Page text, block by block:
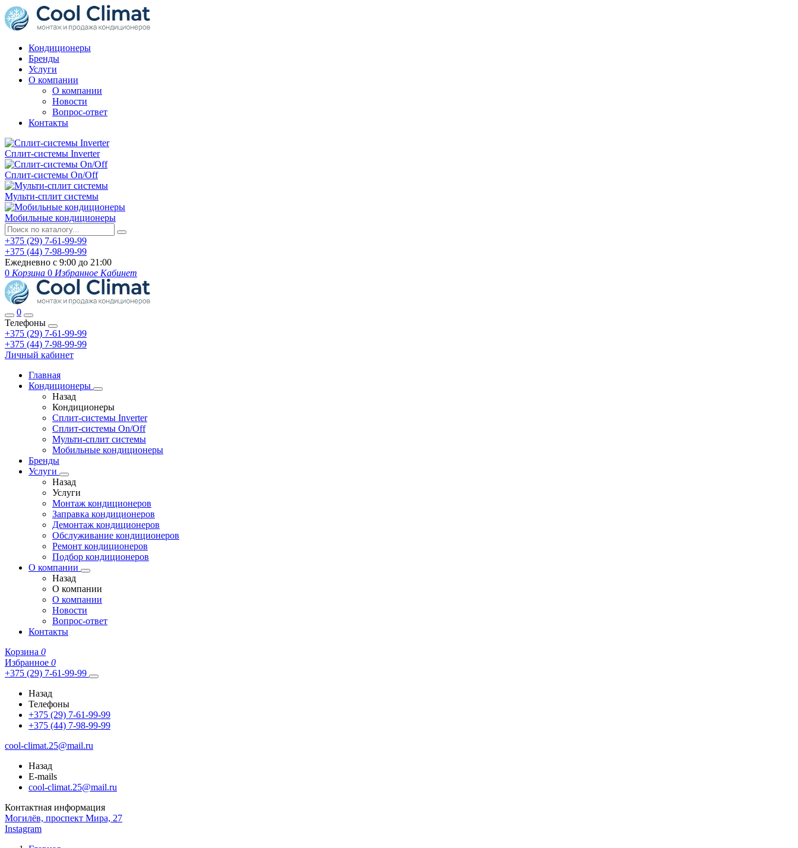
Кондиционеры
Бренды
Услуги
О компании
О компании
Новости
Вопрос-ответ
Контакты
Сплит-системы Inverter
Сплит-системы On/Off
Мульти-сплит системы
Мобильные кондиционеры
+375 (29) 7-61-99-99
+375 (44) 7-98-99-99
Ежедневно с 9:00 до 21:00
0 Корзина 0 Избранное Кабинет
0
Телефоны
+375 (29) 7-61-99-99
+375 (44) 7-98-99-99
Личный кабинет
Главная
Кондиционеры
Назад
Кондиционеры
Сплит-системы Inverter
Сплит-системы On/Off
Мульти-сплит системы
Мобильные кондиционеры
Бренды
Услуги
Назад
Услуги
Монтаж кондиционеров
Заправка кондиционеров
Демонтаж кондиционеров
Обслуживание кондиционеров
Ремонт кондиционеров
Подбор кондиционеров
О компании
Назад
О компании
О компании
Новости
Вопрос-ответ
Контакты
Корзина 0
Избранное 0
+375 (29) 7-61-99-99
Назад
Телефоны
+375 (29) 7-61-99-99
+375 (44) 7-98-99-99
cool-climat.25@mail.ru
Назад
E-mails
cool-climat.25@mail.ru
Контактная информация
Могилёв, проспект Мира, 27
Instagram